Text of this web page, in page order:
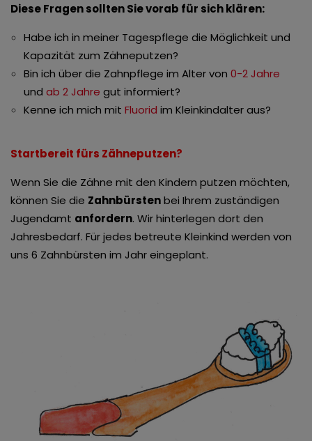
Diese Fragen sollten Sie vorab für sich klären:
Habe ich in meiner Tagespflege die Möglichkeit und
Kapazität zum Zähneputzen?
Bin ich über die Zahnpflege im Alter von 0-2 Jahre
und ab 2 Jahre gut informiert?
Kenne ich mich mit Fluorid im Kleinkindalter aus?
Startbereit fürs Zähneputzen?
Wenn Sie die Zähne mit den Kindern putzen möchten,
können Sie die Zahnbürstenbei Ihrem zuständigen
Jugendamt anfordern. Wir hinterlegen dort den
Jahresbedarf. Für jedes betreute Kleinkind werden von
uns 6 Zahnbürsten im Jahr eingeplant.